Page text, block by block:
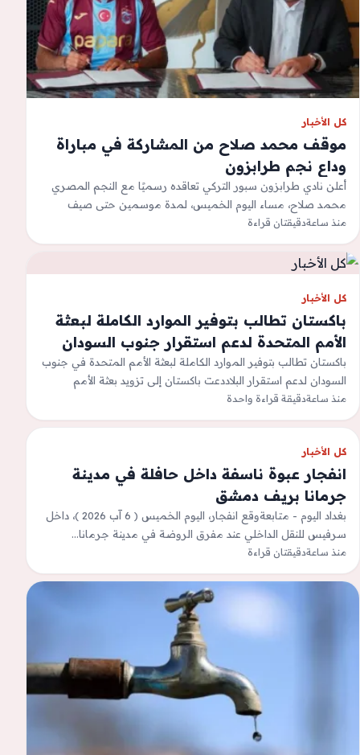
كل الأخبار
موقف محمد صلاح من المشاركة في مباراة
وداع نجم طرابزون
أعلن نادي طرابزون سبور التركي تعاقده رسميًا مع النجم المصري
محمد صلاح، مساء اليوم الخميس، لمدة موسمين حتى صيف
2028، خلال فترة…
منذ ساعةدقيقتان قراءة
كل الأخبار
باكستان تطالب بتوفير الموارد الكاملة لبعثة
الأمم المتحدة لدعم استقرار جنوب السودان
باكستان تطالب بتوفير الموارد الكاملة لبعثة الأمم المتحدة في جنوب
السودان لدعم استقرار البلاددعت باكستان إلى تزويد بعثة الأمم
المتحدة في جنوب…
منذ ساعةدقيقة قراءة واحدة
كل الأخبار
انفجار عبوة ناسفة داخل حافلة في مدينة
جرمانا بريف دمشق
بغداد اليوم - متابعةوقع انفجار، اليوم الخميس ( 6 آب 2026 )، داخل
سرفيس للنقل الداخلي عند مفرق الروضة في مدينة جرمانا…
منذ ساعةدقيقتان قراءة